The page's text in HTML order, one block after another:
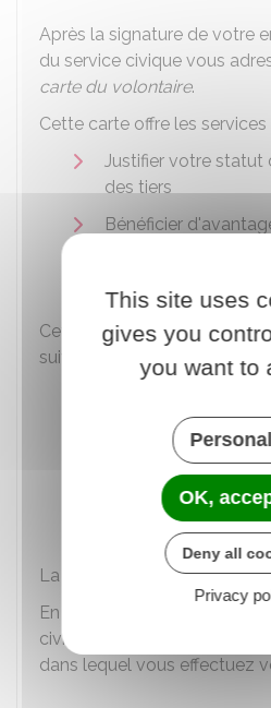
Après la signature de votre
du service civique vous
carte du volontaire.
Cette carte offre les services
Justifier votre statut
des tiers
Bénéficier
Cette carte comporte
suivantes :
correspond à la
engagement)
Vos nom et prénom
Votre signature.
La carte est strictement
En cas de rupture de votre
civique, vous devez
dans lequel vous effectuez
This site uses
gives you
you want to
OK,
Deny all
Privacy